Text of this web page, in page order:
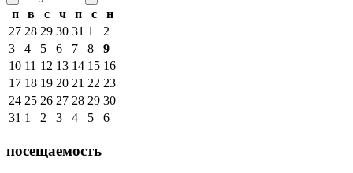
п
в с ч п с
н
27 28 29 30 31 1
2
3
4 5 6 7 8
9
10 11 12 13 14 15 16
17 18 19 20 21 22 23
24 25 26 27 28 29 30
31 1 2 3 4 5 6
посещаемость